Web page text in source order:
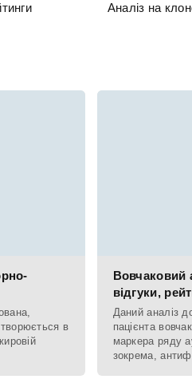
Аналіз на
в
Вовчаковий
відгуки,
Даний аналіз
пацієнта
маркера ряду
зокрема,